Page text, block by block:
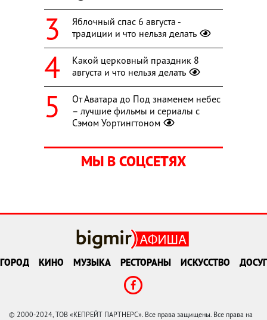
Яблочный спас 6 августа -
традиции и что нельзя делать
Какой церковный праздник 8
августа и что нельзя делать
От Аватара до Под знаменем небес
– лучшие фильмы и сериалы с
Сэмом Уортингтоном
МЫ В СОЦСЕТЯХ
ГОРОД КИНО МУЗЫКА РЕСТОРАНЫ ИСКУССТВО ДОСУГ
© 2000-2024, ТОВ «КЕПРЕЙТ ПАРТНЕРС». Все права защищены. Все права на